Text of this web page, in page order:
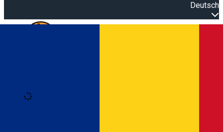
Deutsch